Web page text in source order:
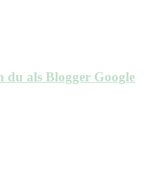
du als Blogger Google